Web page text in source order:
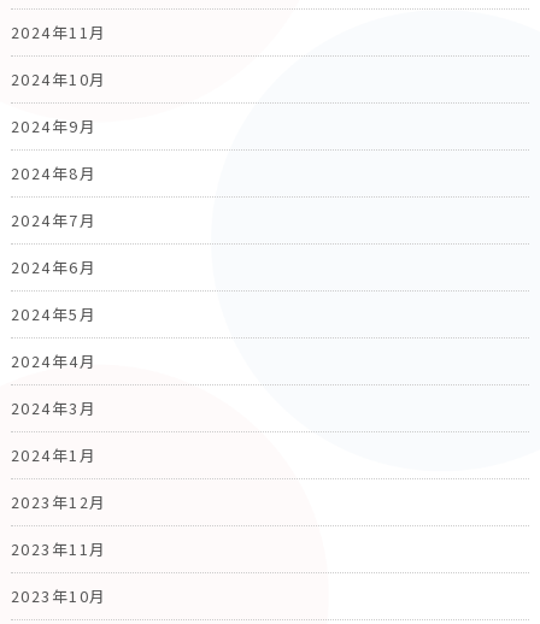
2024年11月
2024年10月
2024年9月
2024年8月
2024年7月
2024年6月
2024年5月
2024年4月
2024年3月
2024年1月
2023年12月
2023年11月
2023年10月